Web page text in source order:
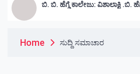
ಬಿ. ಬಿ. ಹೆಗ್ಡೆ ಕಾಲೇಜು: ವಿಶಾಲಾಕ್ಷಿ .ಬಿ.
Home ಸುದ್ದಿ ಸಮಾಚಾರ